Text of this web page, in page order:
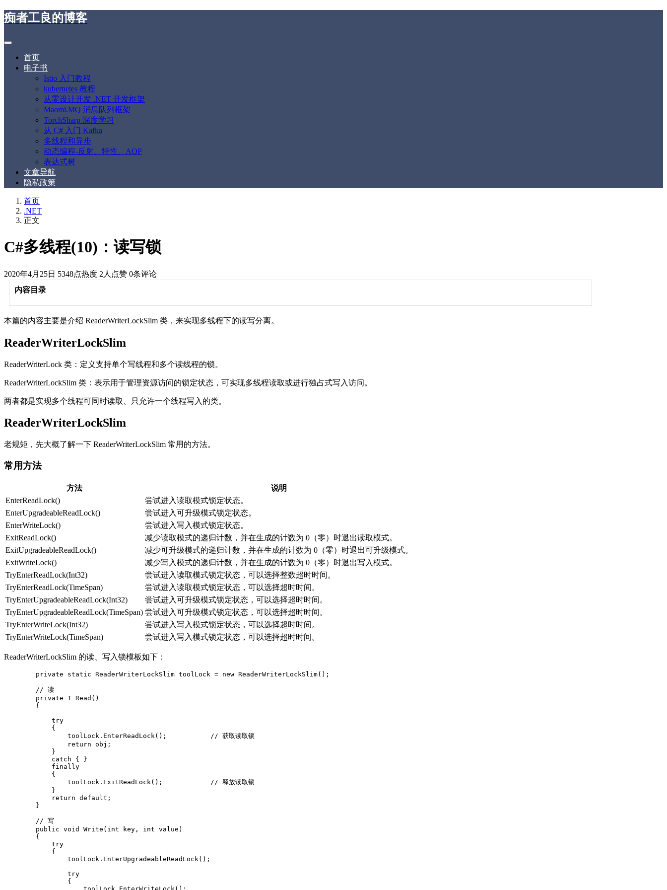
痴者工良的博客
首页
电子书
Istio 入门教程
kubernetes 教程
从零设计开发 .NET 开发框架
Maomi.MQ 消息队列框架
TorchSharp 深度学习
从 C# 入门 Kafka
多线程和异步
动态编程-反射、特性、AOP
表达式树
文章导航
隐私政策
首页
.NET
正文
C#多线程(10)：读写锁
2020年4月25日 5348点热度 2人点赞 0条评论
内容目录
本篇的内容主要是介绍 ReaderWriterLockSlim 类，来实现多线程下的读写分离。
ReaderWriterLockSlim
ReaderWriterLock 类：定义支持单个写线程和多个读线程的锁。
ReaderWriterLockSlim 类：表示用于管理资源访问的锁定状态，可实现多线程读取或进行独占式写入访问。
两者都是实现多个线程可同时读取、只允许一个线程写入的类。
ReaderWriterLockSlim
老规矩，先大概了解一下 ReaderWriterLockSlim 常用的方法。
常用方法
方法
说明
EnterReadLock()
尝试进入读取模式锁定状态。
EnterUpgradeableReadLock()
尝试进入可升级模式锁定状态。
EnterWriteLock()
尝试进入写入模式锁定状态。
ExitReadLock()
减少读取模式的递归计数，并在生成的计数为 0（零）时退出读取模式。
ExitUpgradeableReadLock()
减少可升级模式的递归计数，并在生成的计数为 0（零）时退出可升级模式。
ExitWriteLock()
减少写入模式的递归计数，并在生成的计数为 0（零）时退出写入模式。
TryEnterReadLock(Int32)
尝试进入读取模式锁定状态，可以选择整数超时时间。
TryEnterReadLock(TimeSpan)
尝试进入读取模式锁定状态，可以选择超时时间。
TryEnterUpgradeableReadLock(Int32)
尝试进入可升级模式锁定状态，可以选择超时时间。
TryEnterUpgradeableReadLock(TimeSpan) 尝试进入可升级模式锁定状态，可以选择超时时间。
TryEnterWriteLock(Int32)
尝试进入写入模式锁定状态，可以选择超时时间。
TryEnterWriteLock(TimeSpan)
尝试进入写入模式锁定状态，可以选择超时时间。
ReaderWriterLockSlim 的读、写入锁模板如下：
        private static ReaderWriterLockSlim toolLock = new ReaderWriterLockSlim();
        // 读
        private T Read()
        {
            try
            {
                toolLock.EnterReadLock();           // 获取读取锁
                return obj;
            }
            catch { }
            finally
            {
                toolLock.ExitReadLock();            // 释放读取锁
            }
            return default;
        }
        // 写
        public void Write(int key, int value)
        {
            try
            {
                toolLock.EnterUpgradeableReadLock();
                try
                {